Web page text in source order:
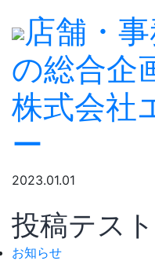
店舗・
の総合企
株式会社
ー
2023.01.01
投稿テス
お知らせ